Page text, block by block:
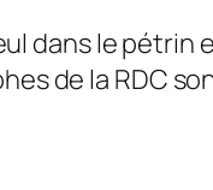
dans le pétrin
de la RDC